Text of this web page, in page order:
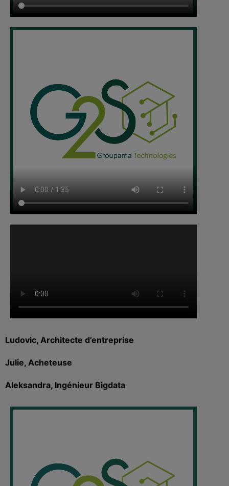
Ludovic, Architecte d’entreprise
Julie, Acheteuse
Aleksandra, Ingénieur Bigdata